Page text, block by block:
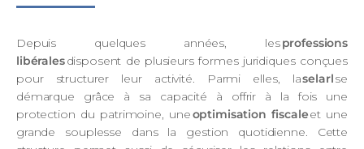
Depuis quelques années, lesprofessions
libéralesdisposent de plusieurs formes juridiques conçues
pour structurer leur activité. Parmi elles, laselarlse
démarque grâce à sa capacité à offrir à la fois une
protection du patrimoine, uneoptimisation fiscaleet une
grande souplesse dans la gestion quotidienne. Cette